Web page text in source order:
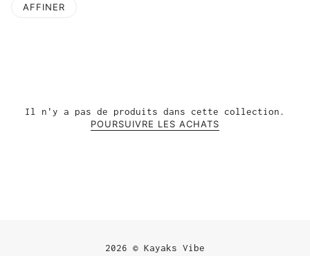
AFFINER
Il n'y a pas de produits dans cette collection.
POURSUIVRE LES ACHATS
2026 © Kayaks Vibe